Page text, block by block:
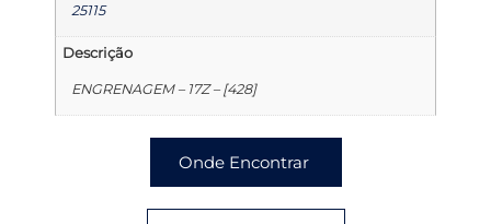
25115
Descrição
ENGRENAGEM – 17Z – [428]
Onde Encontrar